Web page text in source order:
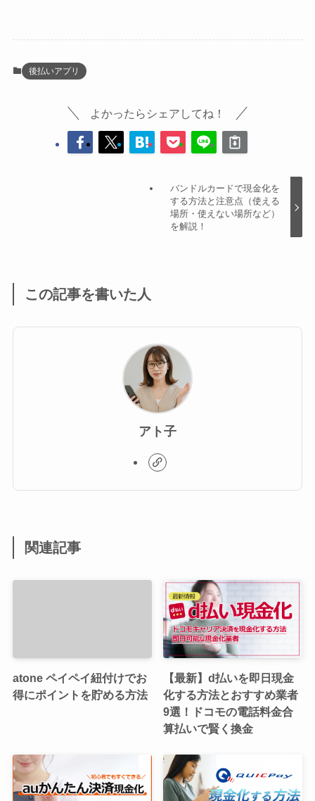
後払いアプリ
よかったらシェアしてね！
バンドルカードで現金化を
する方法と注意点（使える
場所・使えない場所など）
を解説！
この記事を書いた人
アト子
関連記事
atone ペイペイ紐付けでお
得にポイントを貯める方法
【最新】d払いを即日現金
化する方法とおすすめ業者
9選！ドコモの電話料金合
算払いで賢く換金